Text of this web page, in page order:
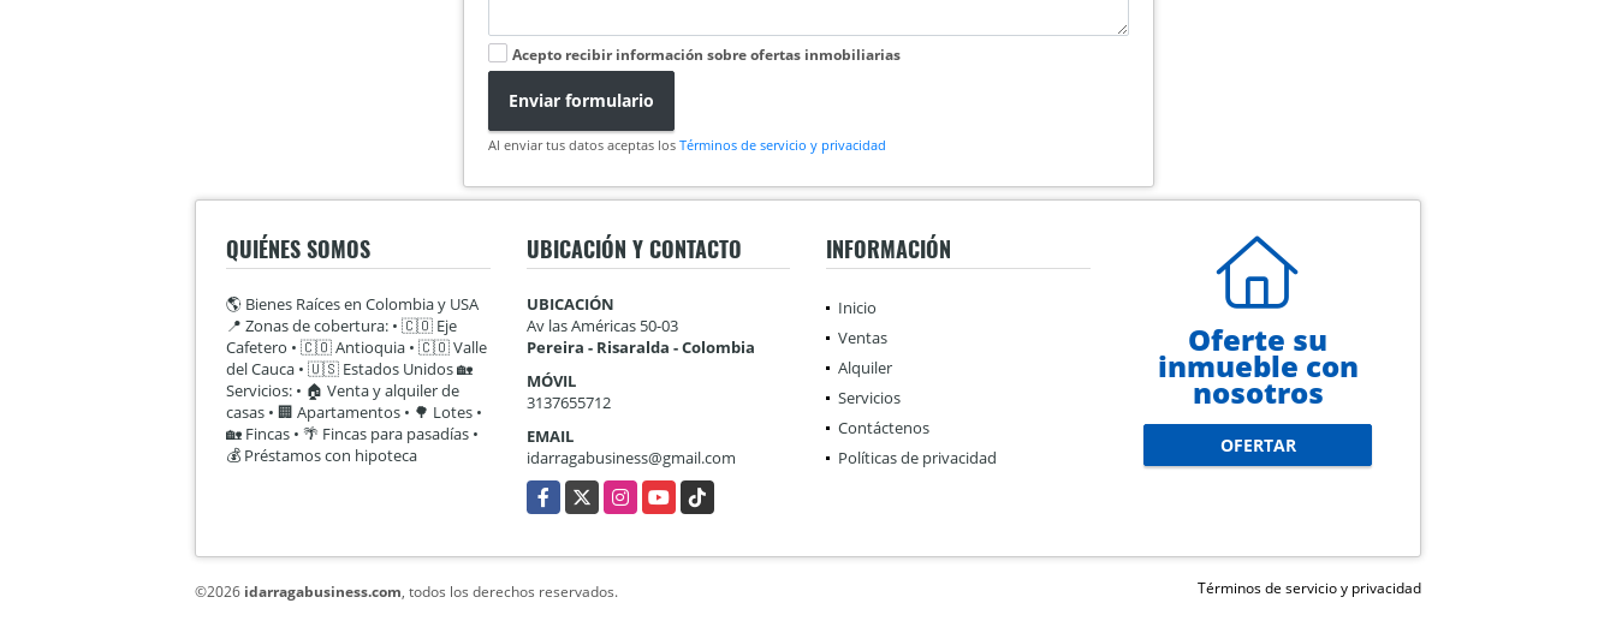
Acepto recibir información sobre ofertas inmobiliarias
Enviar formulario
Al enviar tus datos aceptas los Términos de servicio y privacidad
QUIÉNES SOMOS
🌎 Bienes Raíces en Colombia y USA
📍 Zonas de cobertura: • 🇨🇴 Eje
Cafetero • 🇨🇴 Antioquia • 🇨🇴 Valle
del Cauca • 🇺🇸 Estados Unidos 🏡
Servicios: • 🏠 Venta y alquiler de
casas • 🏢 Apartamentos • 🌳 Lotes •
🏡 Fincas • 🌴 Fincas para pasadías •
💰 Préstamos con hipoteca
UBICACIÓN Y CONTACTO
UBICACIÓN
Av las Américas 50-03
Pereira - Risaralda - Colombia
MÓVIL
3137655712
EMAIL
idarragabusiness@gmail.com
Facebook
X InstagramYouTube
TikTok
INFORMACIÓN
Inicio
Ventas
Alquiler
Servicios
Contáctenos
Políticas de privacidad
Oferte su
inmueble con
nosotros
OFERTAR
©2026 idarragabusiness.com, todos los derechos reservados. Términos de servicio y privacidad